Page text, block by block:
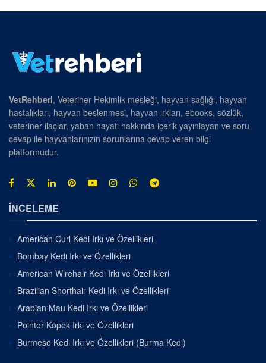
VetRehberi, Veteriner Hekimlik mesleği, hayvan sağlığı, hayvan
hastalıkları, hayvan beslenmesi, hayvan ırkları, ebooks, sözlük,
veteriner ilaçlar, yaban hayatı hakkında içerik yayınlayan ve soru-
cevap ile hayvanlarınızın sorunlarına cevap veren bilgi
platformudur.
İNCELEME
American Curl Kedi Irkı ve Özellikleri
Bombay Kedi Irkı ve Özellikleri
American Wirehair Kedi Irkı ve Özellikleri
Brazilian Shorthair Kedi Irkı ve Özellikleri
Arabian Mau Kedi Irkı ve Özellikleri
Pointer Köpek Irkı ve Özellikleri
Burmese Kedi Irkı ve Özellikleri (Burma Kedi)